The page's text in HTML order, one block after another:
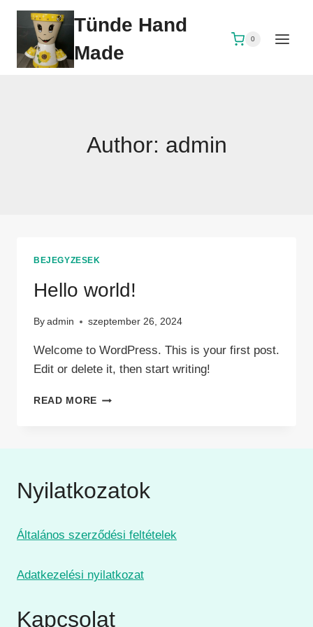
Skip
content
Tünde Hand
Made
0
Author: admin
BEJEGYZESEK
Hello world!
By admin szeptember 26, 2024
Welcome to WordPress. This is your first post.
Edit or delete it, then start writing!
READ MORE HELLO
Nyilatkozatok
Általános szerződési feltételek
Adatkezelési nyilatkozat
Kapcsolat